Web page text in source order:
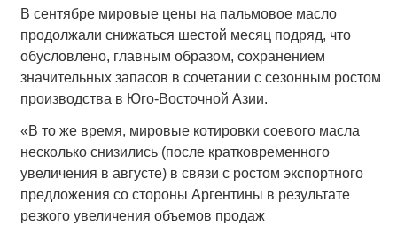
В сентябре мировые цены на пальмовое масло
продолжали снижаться шестой месяц подряд, что
обусловлено, главным образом, сохранением
значительных запасов в сочетании с сезонным ростом
производства в Юго-Восточной Азии.
«В то же время, мировые котировки соевого масла
несколько снизились (после кратковременного
увеличения в августе) в связи с ростом экспортного
предложения со стороны Аргентины в результате
резкого увеличения объемов продаж